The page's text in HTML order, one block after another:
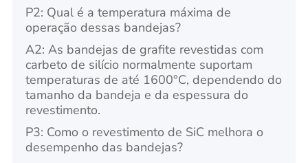
P2: Qual é a temperatura máxima de
operação dessas bandejas?
A2: As bandejas de grafite revestidas com
carbeto de silício normalmente suportam
temperaturas de até 1600°C, dependendo do
tamanho da bandeja e da espessura do
revestimento.
P3: Como o revestimento de SiC melhora o
desempenho das bandejas?